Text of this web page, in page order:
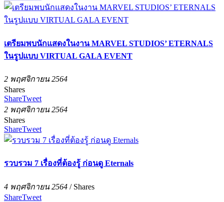
เตรียมพบนักแสดงในงาน MARVEL STUDIOS’ ETERNALS
ในรูปแบบ VIRTUAL GALA EVENT
2 พฤศจิกายน 2564
Shares
ShareTweet
2 พฤศจิกายน 2564
Shares
ShareTweet
รวบรวม 7 เรื่องที่ต้องรู้ ก่อนดู Eternals
4 พฤศจิกายน 2564 / Shares
ShareTweet